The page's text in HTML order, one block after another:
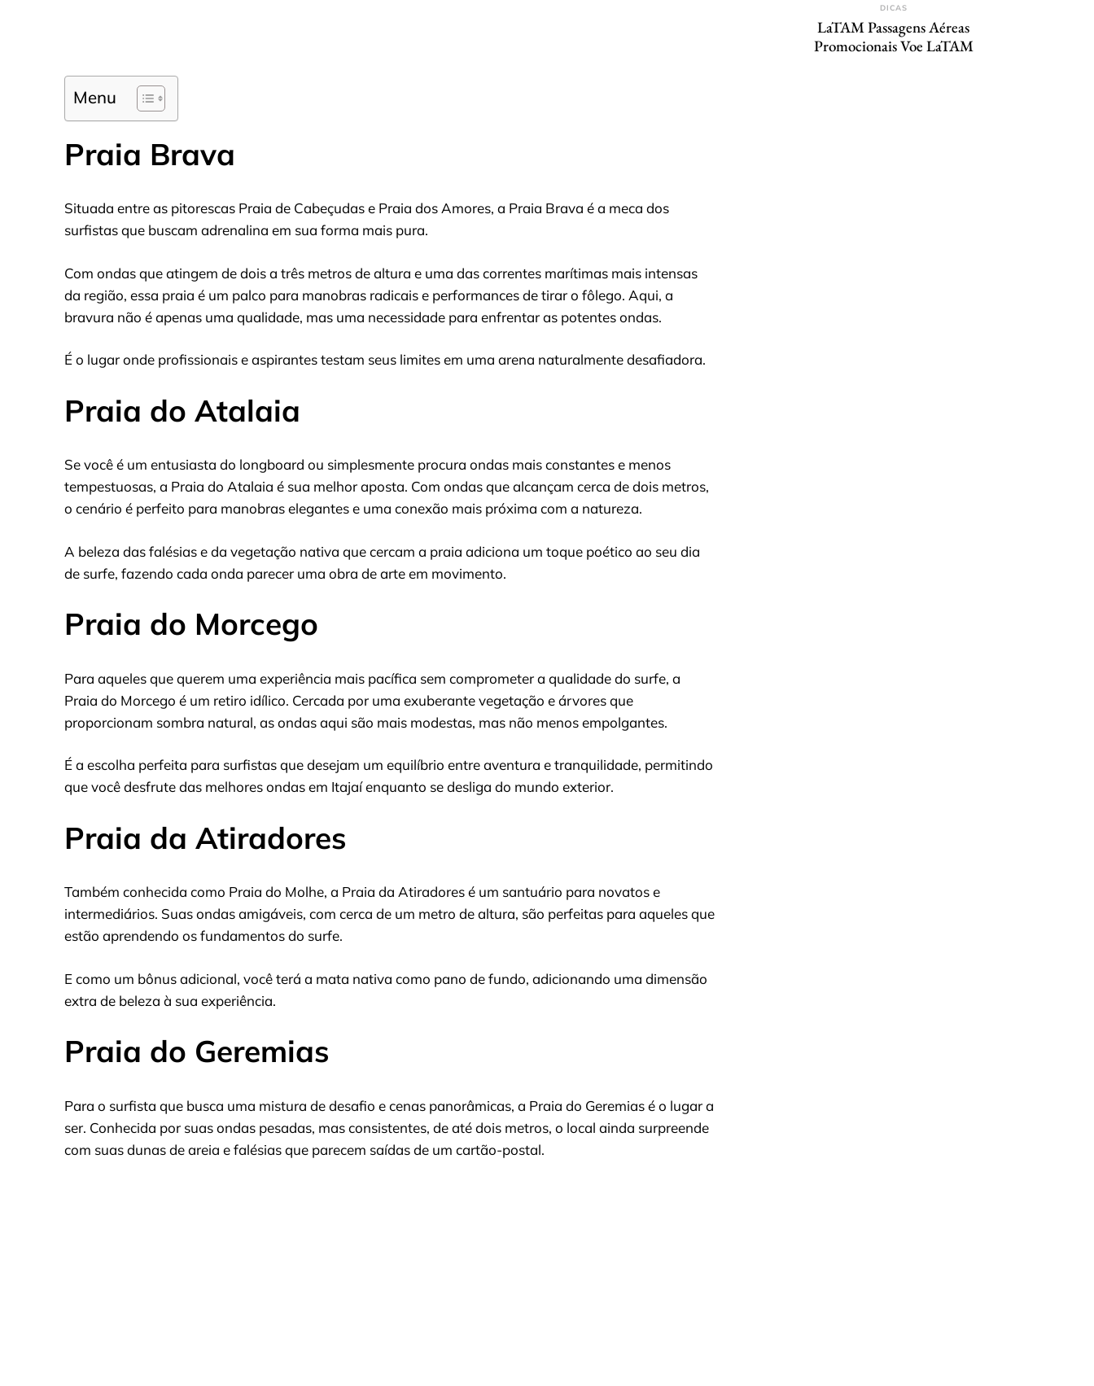
Menu
Praia Brava
Situada entre as pitorescas Praia de Cabeçudas e Praia dos Amores, a Praia Brava é a meca dos
surfistas que buscam adrenalina em sua forma mais pura.
Com ondas que atingem de dois a três metros de altura e uma das correntes marítimas mais intensas
da região, essa praia é um palco para manobras radicais e performances de tirar o fôlego. Aqui, a
bravura não é apenas uma qualidade, mas uma necessidade para enfrentar as potentes ondas.
É o lugar onde profissionais e aspirantes testam seus limites em uma arena naturalmente desafiadora.
Praia do Atalaia
Se você é um entusiasta do longboard ou simplesmente procura ondas mais constantes e menos
tempestuosas, a Praia do Atalaia é sua melhor aposta. Com ondas que alcançam cerca de dois metros,
o cenário é perfeito para manobras elegantes e uma conexão mais próxima com a natureza.
A beleza das falésias e da vegetação nativa que cercam a praia adiciona um toque poético ao seu dia
de surfe, fazendo cada onda parecer uma obra de arte em movimento.
Praia do Morcego
Para aqueles que querem uma experiência mais pacífica sem comprometer a qualidade do surfe, a
Praia do Morcego é um retiro idílico. Cercada por uma exuberante vegetação e árvores que
proporcionam sombra natural, as ondas aqui são mais modestas, mas não menos empolgantes.
É a escolha perfeita para surfistas que desejam um equilíbrio entre aventura e tranquilidade, permitindo
que você desfrute das melhores ondas em Itajaí enquanto se desliga do mundo exterior.
Praia da Atiradores
Também conhecida como Praia do Molhe, a Praia da Atiradores é um santuário para novatos e
intermediários. Suas ondas amigáveis, com cerca de um metro de altura, são perfeitas para aqueles que
estão aprendendo os fundamentos do surfe.
E como um bônus adicional, você terá a mata nativa como pano de fundo, adicionando uma dimensão
extra de beleza à sua experiência.
Praia do Geremias
Para o surfista que busca uma mistura de desafio e cenas panorâmicas, a Praia do Geremias é o lugar a
ser. Conhecida por suas ondas pesadas, mas consistentes, de até dois metros, o local ainda surpreende
com suas dunas de areia e falésias que parecem saídas de um cartão-postal.
DICAS
LaTAM Passagens Aéreas
Promocionais Voe LaTAM